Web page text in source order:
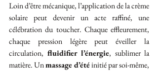
Loin d’être mécanique, l’application de la crème
solaire peut devenir un acte raffiné, une
célébration du toucher. Chaque effleurement,
chaque pression légère peut éveiller la
circulation, fluidifier l’énergie, sublimer la
matière. Un massage d’été initié par soi-même,